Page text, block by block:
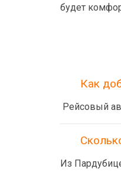
будет
Как
Рейсовый
Из